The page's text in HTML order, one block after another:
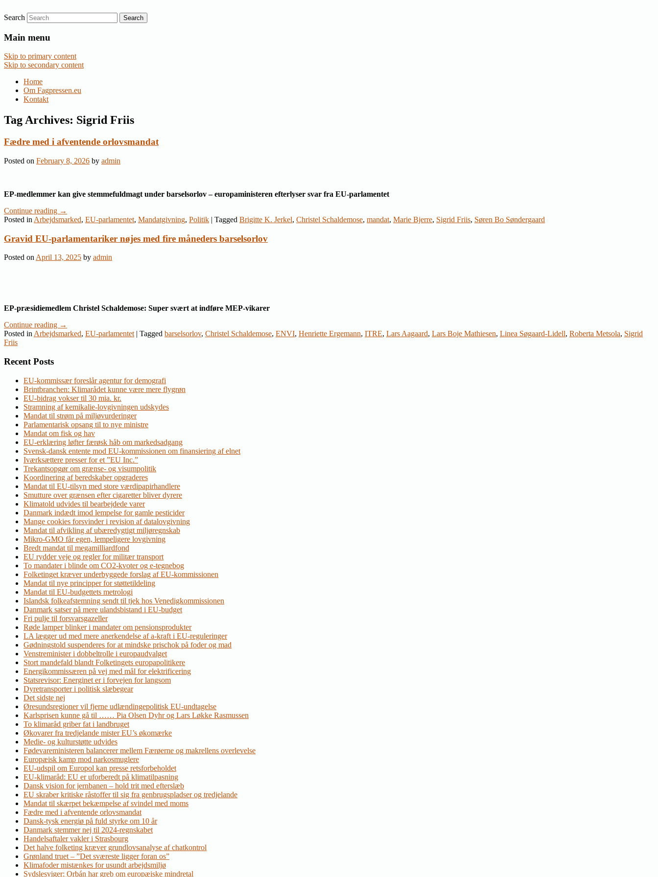
Fagpressen.eu
Nyheder om dansk EU-politik
Search
Main menu
Skip to primary content
Skip to secondary content
Home
Om Fagpressen.eu
Kontakt
Tag Archives: Sigrid Friis
Fædre med i afventende orlovsmandat
Posted on February 8, 2026 by admin
EP-medlemmer kan give stemmefuldmagt under barselsorlov – europaministeren efterlyser svar fra EU-parlamentet
Continue reading →
Posted in Arbejdsmarked, EU-parlamentet, Mandatgivning, Politik | Tagged Brigitte K. Jerkel, Christel Schaldemose, mandat, Marie Bjerre, Sigrid Friis, Søren Bo Søndergaard
Gravid EU-parlamentariker nøjes med fire måneders barselsorlov
Posted onApril 13, 2025 by admin
EP-præsidiemedlem Christel Schaldemose: Super svært at indføre MEP-vikarer
Continue reading →
Posted inArbejdsmarked, EU-parlamentet | Tagged barselsorlov, Christel Schaldemose, ENVI, Henriette Ergemann, ITRE, Lars Aagaard, Lars Boje Mathiesen, Linea Søgaard-Lidell, Roberta Metsola, Sigrid
Friis
Recent Posts
EU-kommissær foreslår agentur for demografi
Brintbranchen: Klimarådet kunne være mere flygrøn
EU-bidrag vokser til 30 mia. kr.
Stramning af kemikalie-lovgivningen udskydes
Mandat til strøm på miljøvurderinger
Parlamentarisk opsang til to nye ministre
Mandat om fisk og hav
EU-erklæring løfter færøsk håb om markedsadgang
Svensk-dansk entente mod EU-kommissionen om finansiering af elnet
Iværksættere presser for et ”EU Inc.”
Trekantsopgør om grænse- og visumpolitik
Koordinering af beredskaber opgraderes
Mandat til EU-tilsyn med store værdipapirhandlere
Smutture over grænsen efter cigaretter bliver dyrere
Klimatold udvides til bearbejdede varer
Danmark indædt imod lempelse for gamle pesticider
Mange cookies forsvinder i revision af datalovgivning
Mandat til afvikling af ubæredygtigt miljøregnskab
Mikro-GMO får egen, lempeligere lovgivning
Bredt mandat til megamilliardfond
EU rydder veje og regler for militær transport
To mandater i blinde om CO2-kvoter og e-tegnebog
Folketinget kræver underbyggede forslag af EU-kommissionen
Mandat til nye principper for støttetildeling
Mandat til EU-budgettets metrologi
Islandsk folkeafstemning sendt til tjek hos Venedigkommissionen
Danmark satser på mere ulandsbistand i EU-budget
Fri pulje til forsvarsgazeller
Røde lamper blinker i mandater om pensionsprodukter
LA lægger ud med mere anerkendelse af a-kraft i EU-reguleringer
Gødningstold suspenderes for at mindske prischok på foder og mad
Venstreminister i dobbeltrolle i europaudvalget
Stort mandefald blandt Folketingets europapolitikere
Energikommissæren på vej med mål for elektrificering
Statsrevisor: Energinet er i forvejen for langsom
Dyretransporter i politisk slæbegear
Det sidste nej
Øresundsregioner vil fjerne udlændingepolitisk EU-undtagelse
Karlsprisen kunne gå til …… Pia Olsen Dyhr og Lars Løkke Rasmussen
To klimaråd griber fat i landbruget
Økovarer fra tredjelande mister EU’s økomærke
Medie- og kulturstøtte udvides
Fødevareministeren balancerer mellem Færøerne og makrellens overlevelse
Europæisk kamp mod narkosmuglere
EU-udspil om Europol kan presse retsforbeholdet
EU-klimaråd: EU er uforberedt på klimatilpasning
Dansk vision for jernbanen – hold trit med efterslæb
EU skraber kritiske råstoffer til sig fra genbrugspladser og tredjelande
Mandat til skærpet bekæmpelse af svindel med moms
Fædre med i afventende orlovsmandat
Dansk-tysk energiø på fuld styrke om 10 år
Danmark stemmer nej til 2024-regnskabet
Handelsaftaler vakler i Strasbourg
Det halve folketing kræver grundlovsanalyse af chatkontrol
Grønland truet – ”Det sværeste ligger foran os”
Klimafoder mistænkes for usundt arbejdsmiljø
Sydslesviger: Orbán har greb om europæiske mindretal